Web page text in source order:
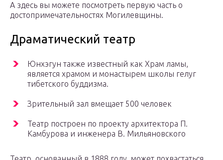
А здесь вы можете посмотреть первую часть о
достопримечательностях Могилевщины.
Драматический театр
Юнхэгун также известный как Храм ламы,
является храмом и монастырем школы гелуг
тибетского буддизма.
Зрительный зал вмещает 500 человек
Театр построен по проекту архитектора П.
Камбурова и инженера В. Мильяновского